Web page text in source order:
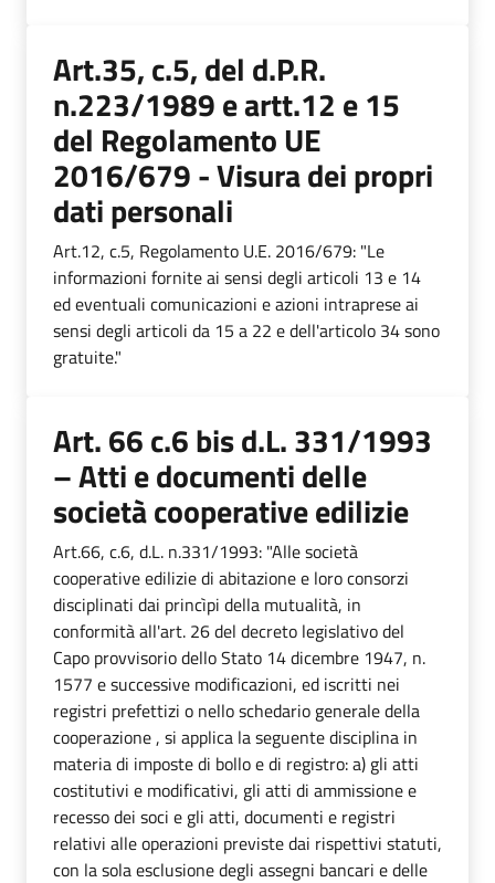
Art.35, c.5, del d.P.R.
n.223/1989 e artt.12 e 15
del Regolamento UE
2016/679 - Visura dei propri
dati personali
Art.12, c.5, Regolamento U.E. 2016/679: "Le
informazioni fornite ai sensi degli articoli 13 e 14
ed eventuali comunicazioni e azioni intraprese ai
sensi degli articoli da 15 a 22 e dell'articolo 34 sono
gratuite."
Art. 66 c.6 bis d.L. 331/1993
– Atti e documenti delle
società cooperative edilizie
Art.66, c.6, d.L. n.331/1993: "Alle società
cooperative edilizie di abitazione e loro consorzi
disciplinati dai princìpi della mutualità, in
conformità all'art. 26 del decreto legislativo del
Capo provvisorio dello Stato 14 dicembre 1947, n.
1577 e successive modificazioni, ed iscritti nei
registri prefettizi o nello schedario generale della
cooperazione , si applica la seguente disciplina in
materia di imposte di bollo e di registro: a) gli atti
costitutivi e modificativi, gli atti di ammissione e
recesso dei soci e gli atti, documenti e registri
relativi alle operazioni previste dai rispettivi statuti,
con la sola esclusione degli assegni bancari e delle